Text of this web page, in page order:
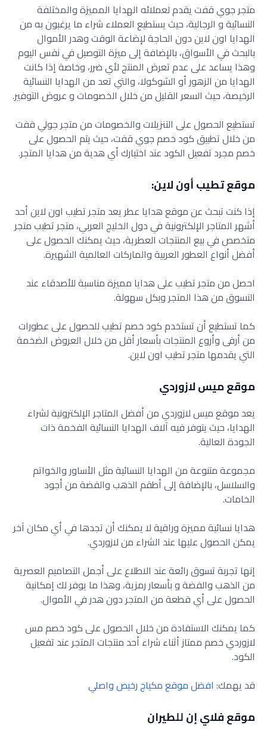
متجر جوي قفت يقدم لعملائه الهدايا المميزة والمختلفة
النسائية و الرجالية، حيث يستطيع العملاء شراء ما يرغبون به من
الهدايا اون لاين دون الحاجة لإضاعة الوقت وهدر الأموال
بالبحث في الأسواق، بالإضافة إلى ميزة التوصيل في نفس اليوم
وهذا يساعد على عدم تعرض المنتج لأي ضرر، وخاصة إذا كانت
الهدايا من الزهور أو الشوكولا، والتي تعد من الهدايا النسائية
الرخيصة، حيث السعر القليل من خلال الخصومات و عروض التوفير.
تستطيع الحصول على التنزيلات والخصومات من متجر جولي قفت
من خلال تطبيق كود خصم جوي قفت، حيث يتم الحصول على
خصم مجرد تفعيل الكود عند اختيارك أي هدية من هدايا المتجر.
موقع تطيب أون لاين:
إذا كنت تبحث عن موقع هدايا عطر يعد متجر تطيب اون لاين أحد
أشهر المتاجر الإلكترونية في دول الخليج العربي، متجر تطيب متجر
متخصص في بيع المنتجات العطرية، حيث يمكنك الحصول على
أفضل أنواع العطور العربية والماركات العالمية الشهيرة.
احصل من متجر تطيب على هدايا مميزة مناسبة للأصدقاء عند
التسوق من هذا المتجر وبكل سهولة.
كما تستطيع أن تستخدم كود خصم تطيب للحصول على عطورات
من أرقى وأروع المنتجات بأسعار أقل من خلال العروض الضخمة
التي يقدمها متجر تطيب اون لاين.
موقع ميس لازوردي
يعد موقع ميس لازوردي من أفضل المتاجر الإلكترونية لشراء
الهدايا، حيث يتوفر فيه آلاف الهدايا النسائية الفخمة ذات
الجودة العالية.
مجموعة متنوعة من الهدايا النسائية مثل الأساور والخواتم
والسلاسل، بالإضافة إلى أطقم الذهب والفضة من أجود
الخامات.
هدايا نسائية مميزة وراقية لا يمكنك أن تجدها في أي مكان آخر
يمكن الحصول عليها عند الشراء من لازوردي.
إنها تجربة تسوق رائعة عند الاطلاع على أجمل التصاميم العصرية
من الذهب والفضة و بأسعار رمزية، وهذا ما يوفر لك إمكانية
الحصول على أي قطعة من المتجر دون هدر في الأموال.
كما يمكنك الاستفادة من خلال الحصول على كود خصم مس
لازوردي خصم ممتاز أثناء شراء أحد منتجات المتجر عند تفعيل
الكود.
قد يهمك: افضل موقع مكياج رخيص واصلي
موقع فلاي إن للطيران